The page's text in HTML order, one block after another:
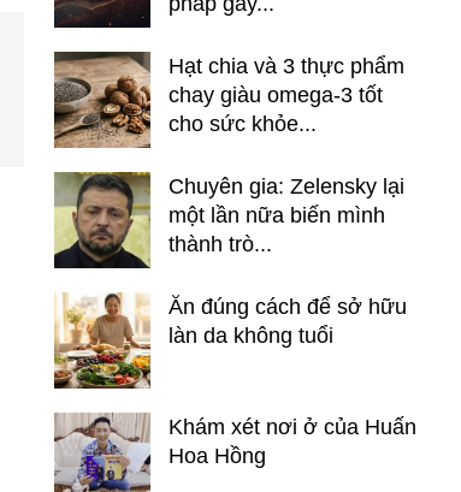
Hạt chia và 3 thực phẩm
chay giàu omega-3 tốt
cho sức khỏe...
Chuyên gia: Zelensky lại
một lần nữa biến mình
thành trò...
Ăn đúng cách để sở hữu
làn da không tuổi
Khám xét nơi ở của Huấn
Hoa Hồng